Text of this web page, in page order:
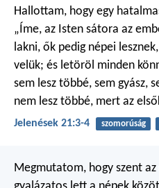
Hallottam, hogy egy
„Íme, az Isten sátora az
lakni, ők pedig népei
velük; és letöröl minden
sem lesz többé, sem gyász,
nem lesz többé, mert az
Jelenések 21:3-4 szomorúság
Megmutatom, hogy szent